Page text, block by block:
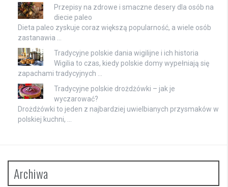
Przepisy na zdrowe i smaczne desery dla osób na
diecie paleo
Dieta paleo zyskuje coraz większą popularność, a wiele osób
zastanawia …
Tradycyjne polskie dania wigilijne i ich historia
Wigilia to czas, kiedy polskie domy wypełniają się
zapachami tradycyjnych …
Tradycyjne polskie drożdżówki – jak je
wyczarować?
Drożdżówki to jeden z najbardziej uwielbianych przysmaków w
polskiej kuchni, …
Archiwa